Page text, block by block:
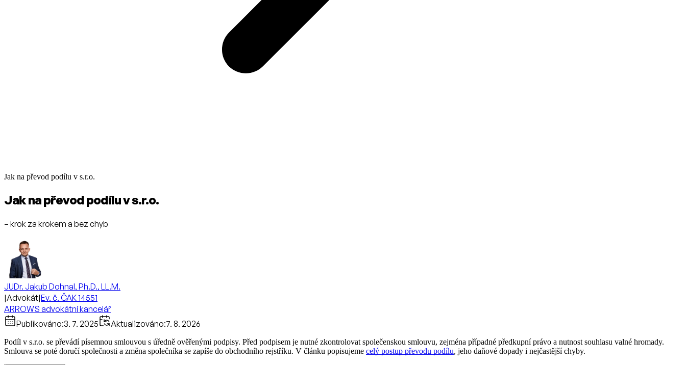
Jak na převod podílu v s.r.o.
Jak na převod podílu v s.r.o.
– krok za krokem a bez chyb
JUDr. Jakub Dohnal, Ph.D., LL.M.
|Advokát|Ev. č. ČAK 14551
ARROWS advokátní kancelář
Publikováno:3. 7. 2025 Aktualizováno:7. 8. 2026
Podíl v s.r.o. se převádí písemnou smlouvou s úředně ověřenými podpisy. Před podpisem je nutné zkontrolovat společenskou smlouvu, zejména případné předkupní právo a nutnost souhlasu valné hromady.
Smlouva se poté doručí společnosti a změna společníka se zapíše do obchodního rejstříku. V článku popisujeme celý postup převodu podílu, jeho daňové dopady i nejčastější chyby.